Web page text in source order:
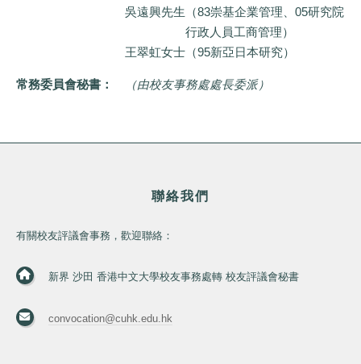
吳遠興先生 （83崇基企業管理、05研究院
行政人員工商管理）
王翠虹女士 （95新亞日本研究）
常務委員會秘書： （由校友事務處處長委派）
聯絡我們
有關校友評議會事務，歡迎聯絡：
新界 沙田 香港中文大學校友事務處轉 校友評議會秘書
convocation@cuhk.edu.hk